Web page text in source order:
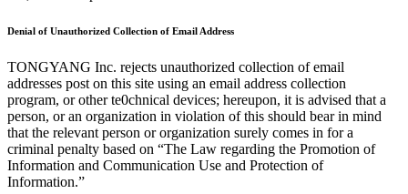
Denial of Unauthorized Collection of Email Address
TONGYANG Inc. rejects unauthorized collection of email
addresses post on this site using an email address collection
program, or other te0chnical devices; hereupon, it is advised that a
person, or an organization in violation of this should bear in mind
that the relevant person or organization surely comes in for a
criminal penalty based on “The Law regarding the Promotion of
Information and Communication Use and Protection of
Information.”